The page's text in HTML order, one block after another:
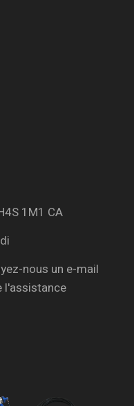
1M1 CA
nous un e-mail
l'assistance